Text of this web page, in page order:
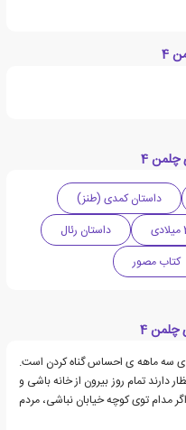
4
4
داستان کمدی (طنز)
داستان رئال
کتاب مصور
4
ی سه ماهه ی احساس گناه کردن است.
تمام روز بیرون از خانه باشی و
مدام توی کوچه خیابان نباشی، مردم